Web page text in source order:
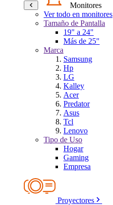
Monitores
Ver todo en monitores
Tamaño de Pantalla
19" a 24"
Más de 25"
Marca
Samsung
Hp
LG
Kalley
Acer
Predator
Asus
Tcl
Lenovo
Tipo de Uso
Hogar
Gaming
Empresa
Proyectores